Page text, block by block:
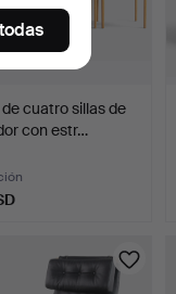
cuatro sillas de
con estr…